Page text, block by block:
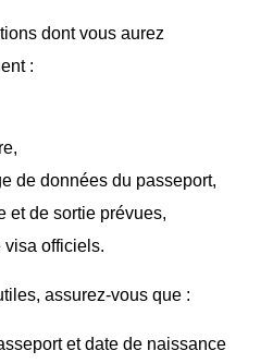
dont vous aurez
:
de données du passeport,
et de sortie prévues,
visa officiels.
assurez-vous que :
et date de naissance